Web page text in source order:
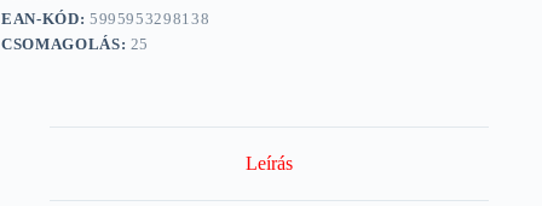
EAN-KÓD: 5995953298138
CSOMAGOLÁS: 25
Leírás